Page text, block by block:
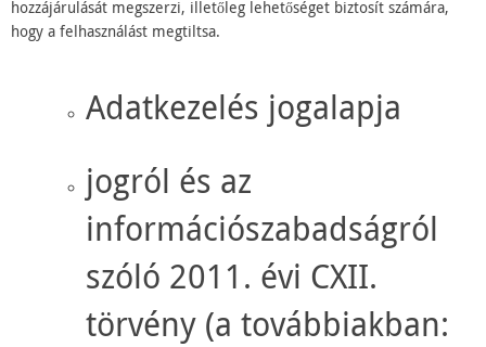
hozzájárulását megszerzi, illetőleg lehetőséget biztosít számára,
hogy a felhasználást megtiltsa.
Adatkezelés jogalapja
jogról és az
információszabadságról
szóló 2011. évi CXII.
törvény (a továbbiakban: